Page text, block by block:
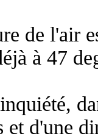
de l'air
à 47
et d'une